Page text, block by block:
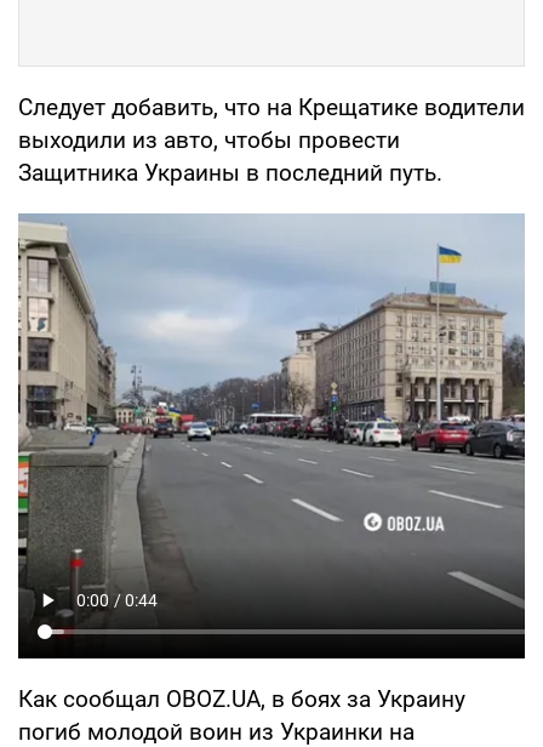
Следует добавить, что на Крещатике водители
выходили из авто, чтобы провести
Защитника Украины в последний путь.
Как сообщал OBOZ.UA, в боях за Украину
погиб молодой воин из Украинки на